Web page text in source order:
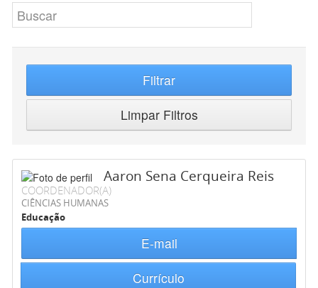
Filtrar
Limpar Filtros
Aaron Sena Cerqueira Reis
COORDENADOR(A)
CIÊNCIAS HUMANAS
Educação
E-mail
Currículo